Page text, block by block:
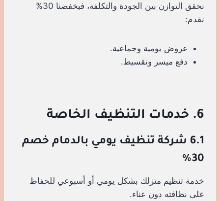
نحقق التوازن بين الجودة والتكلفة، فبخفضنا 30%
نقدم:
عروض يومية وجماعية.
دفع ميسر وتقسيط.
6. خدمات التنظيف الخاصة
6.1 شركة تنظيف يومي بالدمام خصم
30%
خدمة تنظيم منزلك بشكل يومي أو أسبوعي للحفاظ
على نظافته دون عناء.